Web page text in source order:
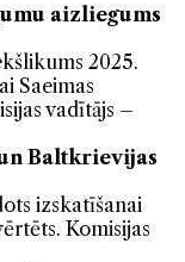
aizliegums
2025.
Saeimas
vadītājs –
Baltkrievijas
izskatīšanai
Komisijas